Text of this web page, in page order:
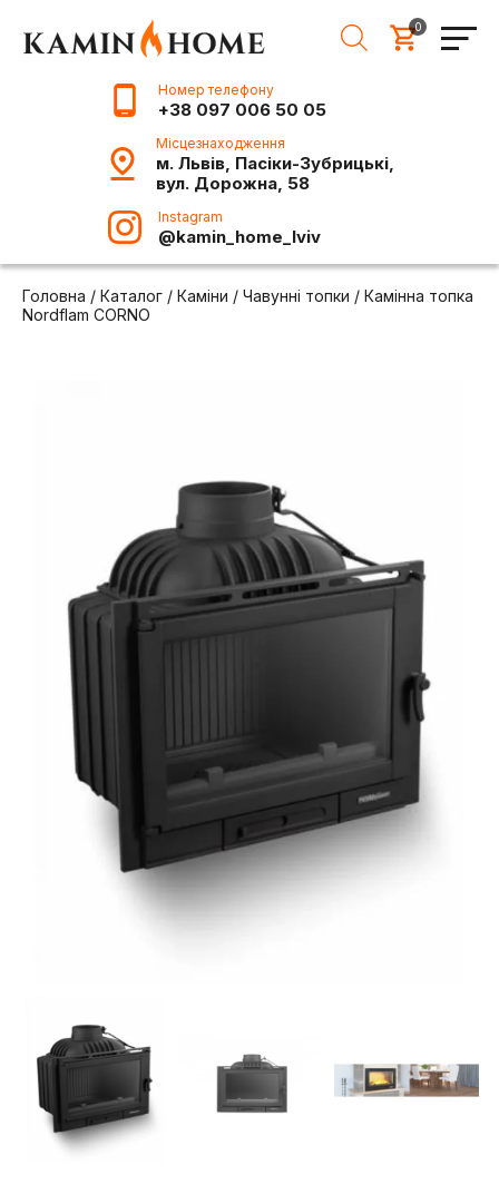
0
Номер телефону
+38 097 006 50 05
Місцезнаходження
м. Львів, Пасіки-Зубрицькі,
вул. Дорожна, 58
Instagram
@kamin_home_lviv
Головна / Каталог / Каміни / Чавунні топки / Камінна топка
Nordflam CORNO